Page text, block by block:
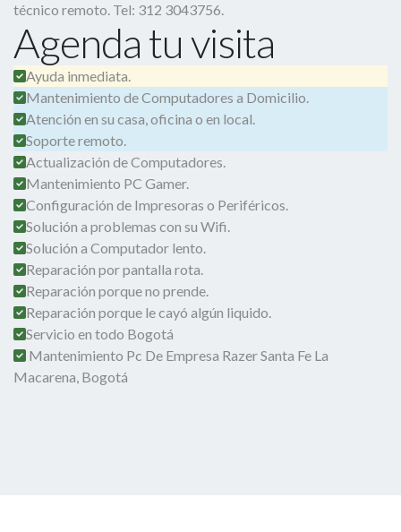
técnico remoto. Tel: 312 3043756.
Agenda tu visita
Ayuda inmediata.
Mantenimiento de Computadores a Domicilio.
Atención en su casa, oficina o en local.
Soporte remoto.
Actualización de Computadores.
Mantenimiento PC Gamer.
Configuración de Impresoras o Periféricos.
Solución a problemas con su Wifi.
Solución a Computador lento.
Reparación por pantalla rota.
Reparación porque no prende.
Reparación porque le cayó algún liquido.
Servicio en todo Bogotá
Mantenimiento Pc De Empresa Razer Santa Fe La
Macarena, Bogotá